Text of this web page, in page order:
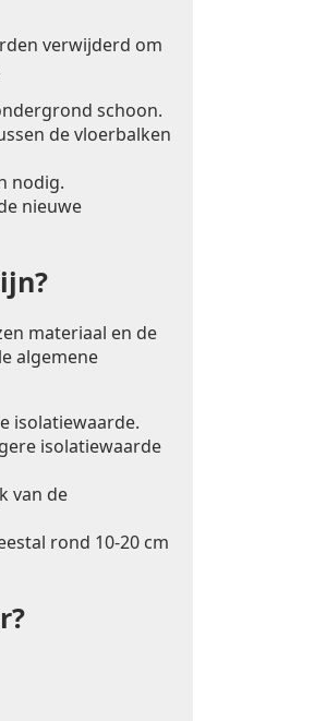
verwijderd om
schoon.
de vloerbalken
nodig.
nieuwe
materiaal en de
algemene
isolatiewaarde.
isolatiewaarde
van de
rond 10-20 cm